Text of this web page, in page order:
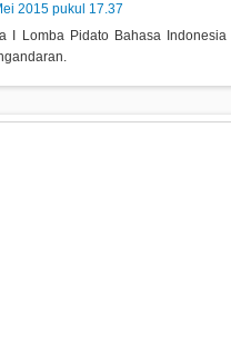
2015 pukul 17.37
I Lomba Pidato Bahasa